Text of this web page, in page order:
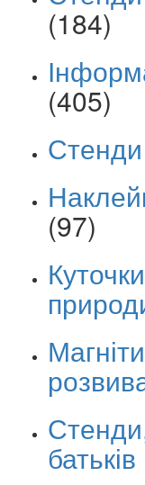
(184)
(405)
(97)
батьків